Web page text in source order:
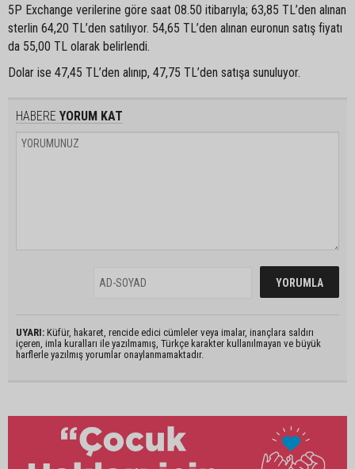
5P Exchange verilerine göre saat 08.50 itibarıyla; 63,85 TL’den alınan
sterlin 64,20 TL’den satılıyor. 54,65 TL’den alınan euronun satış fiyatı
da 55,00 TL olarak belirlendi.
Dolar ise 47,45 TL’den alınıp, 47,75 TL’den satışa sunuluyor.
HABERE YORUM KAT
UYARI: Küfür, hakaret, rencide edici cümleler veya imalar, inançlara saldırı
içeren, imla kuralları ile yazılmamış, Türkçe karakter kullanılmayan ve büyük
harflerle yazılmış yorumlar onaylanmamaktadır.